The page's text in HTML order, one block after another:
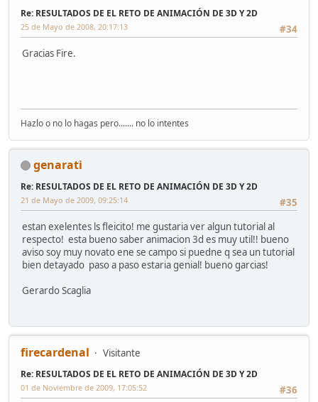
Re: RESULTADOS DE EL RETO DE ANIMACIÓN DE 3D Y 2D
#34
25 de Mayo de 2008, 20:17:13
Gracias Fire.
Hazlo o no lo hagas pero....... no lo intentes
genarati
Re: RESULTADOS DE EL RETO DE ANIMACIÓN DE 3D Y 2D
#35
21 de Mayo de 2009, 09:25:14
estan exelentes ls fleicito! me gustaria ver algun tutorial al
respecto! esta bueno saber animacion 3d es muy util!! bueno
aviso soy muy novato ene se campo si puedne q sea un tutorial
bien detayado paso a paso estaria genial! bueno garcias!
Gerardo Scaglia
firecardenal Visitante
Re: RESULTADOS DE EL RETO DE ANIMACIÓN DE 3D Y 2D
#36
01 de Noviembre de 2009, 17:05:52